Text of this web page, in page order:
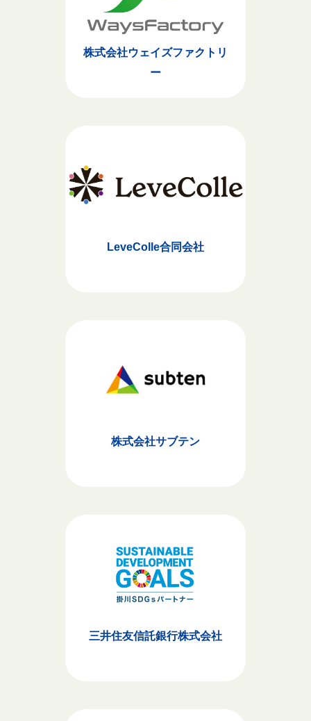
株式会社ウェイズファクトリ
ー
LeveColle合同会社
株式会社サブテン
三井住友信託銀行株式会社